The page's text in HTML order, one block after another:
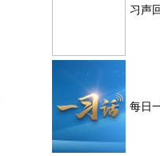
习声
每日